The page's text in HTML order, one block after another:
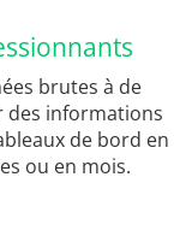
brutes à de
des informations
de bord en
ou en mois.